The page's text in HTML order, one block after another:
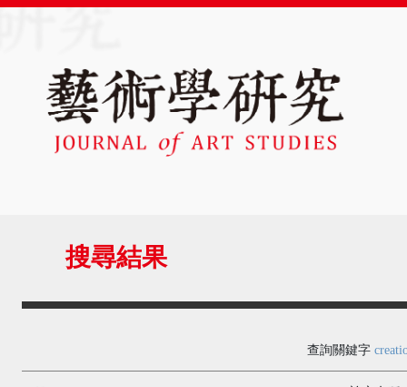
搜尋結果
查詢關鍵字